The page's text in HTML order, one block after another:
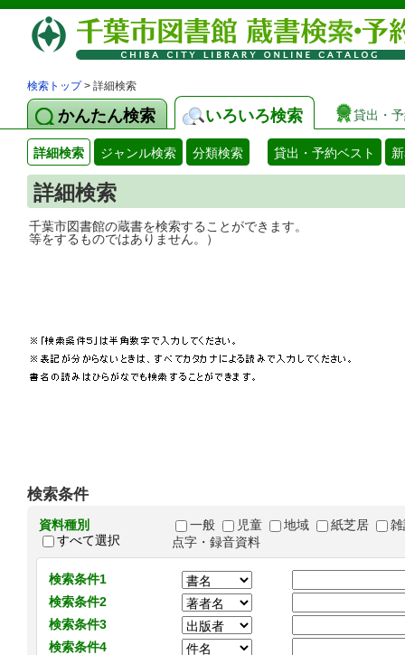
検索トップ> 詳細検索
かんたん検索 いろいろ検索 貸出・
詳細検索 ジャンル検索 分類検索 貸出・予約ベスト
詳細検索
千葉市図書館の蔵書を検索することがで
等をするものではありません。）
検索条件
資料種別
すべて選択
一般 児童 地域 紙芝居
点字・録音資料
検索条件1
検索条件2
検索条件3
検索条件4